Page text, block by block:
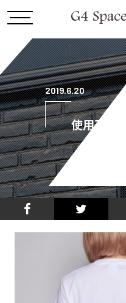
2019.6.20
使用不可